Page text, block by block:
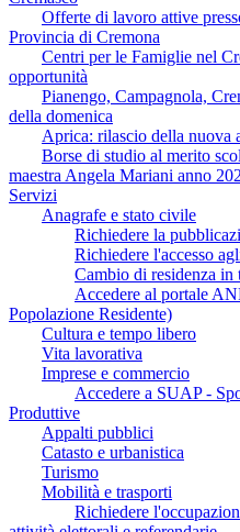
Offerte di lavoro attive
Provincia di Cremona
Centri per le Famiglie nel
opportunità
Pianengo, Campagnola,
della domenica
Aprica: rilascio della nuova
Borse di studio al merito
maestra Angela Mariani anno
Servizi
Anagrafe e stato civile
Richiedere la
Richiedere l'accesso
Cambio di residenza in
Accedere al portale
Popolazione Residente)
Cultura e tempo libero
Vita lavorativa
Imprese e commercio
Accedere a SUAP -
Produttive
Appalti pubblici
Catasto e urbanistica
Turismo
Mobilità e trasporti
Richiedere